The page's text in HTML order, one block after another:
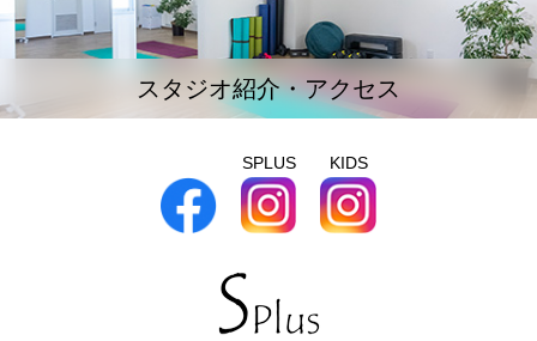
スタジオ紹介・アクセス
SPLUS KIDS